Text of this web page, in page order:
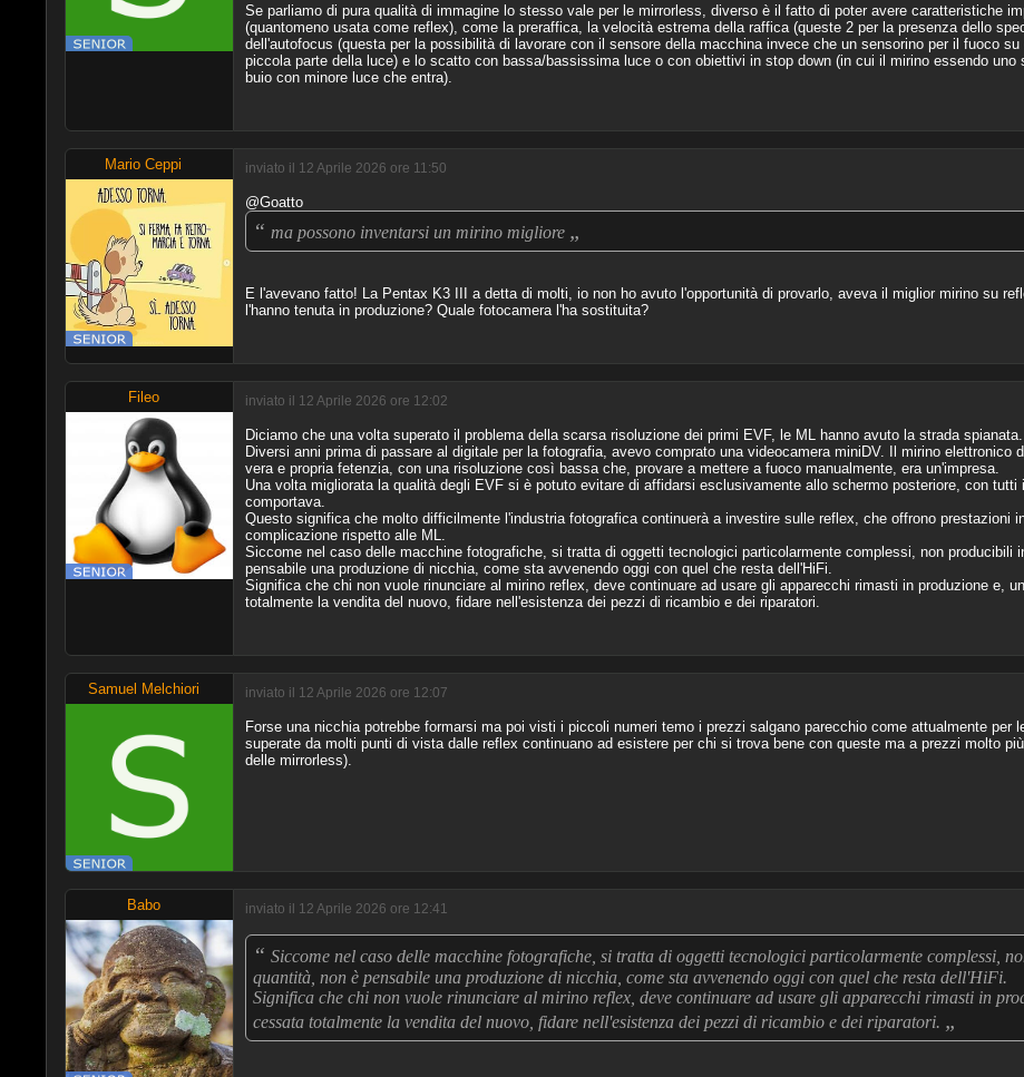
Se parliamo di pura qualità di immagine lo stesso vale per le mirrorless, diverso è il fatto di poter avere caratteristiche
(quantomeno usata come reflex), come la preraffica, la velocità estrema della raffica (queste 2 per la presenza dello
dell'autofocus (questa per la possibilità di lavorare con il sensore della macchina invece che un sensorino per il fuoco
piccola parte della luce) e lo scatto con bassa/bassissima luce o con obiettivi in stop down (in cui il mirino essendo uno
buio con minore luce che entra).
Mario Ceppi inviato il 12 Aprile 2026 ore 11:50
@Goatto
“ ma possono inventarsi un mirino migliore „
E l'avevano fatto! La Pentax K3 III a detta di molti, io non ho avuto l'opportunità di provarlo, aveva il miglior mirino su
l'hanno tenuta in produzione? Quale fotocamera l'ha sostituita?
Fileo inviato il 12 Aprile 2026 ore 12:02
Diciamo che una volta superato il problema della scarsa risoluzione dei primi EVF, le ML hanno avuto la strada spianata.
Diversi anni prima di passare al digitale per la fotografia, avevo comprato una videocamera miniDV. Il mirino elettronico
vera e propria fetenzia, con una risoluzione così bassa che, provare a mettere a fuoco manualmente, era un'impresa.
Una volta migliorata la qualità degli EVF si è potuto evitare di affidarsi esclusivamente allo schermo posteriore, con tutti
comportava.
Questo significa che molto difficilmente l'industria fotografica continuerà a investire sulle reflex, che offrono prestazioni
complicazione rispetto alle ML.
Siccome nel caso delle macchine fotografiche, si tratta di oggetti tecnologici particolarmente complessi, non producibili
pensabile una produzione di nicchia, come sta avvenendo oggi con quel che resta dell'HiFi.
Significa che chi non vuole rinunciare al mirino reflex, deve continuare ad usare gli apparecchi rimasti in produzione e,
totalmente la vendita del nuovo, fidare nell'esistenza dei pezzi di ricambio e dei riparatori.
Samuel Melchiori inviato il 12 Aprile 2026 ore 12:07
Forse una nicchia potrebbe formarsi ma poi visti i piccoli numeri temo i prezzi salgano parecchio come attualmente per
superate da molti punti di vista dalle reflex continuano ad esistere per chi si trova bene con queste ma a prezzi molto
delle mirrorless).
Babo inviato il 12 Aprile 2026 ore 12:41
“ Siccome nel caso delle macchine fotografiche, si tratta di oggetti tecnologici particolarmente complessi,
quantità, non è pensabile una produzione di nicchia, come sta avvenendo oggi con quel che resta dell'HiFi.
Significa che chi non vuole rinunciare al mirino reflex, deve continuare ad usare gli apparecchi rimasti in
cessata totalmente la vendita del nuovo, fidare nell'esistenza dei pezzi di ricambio e dei riparatori. „